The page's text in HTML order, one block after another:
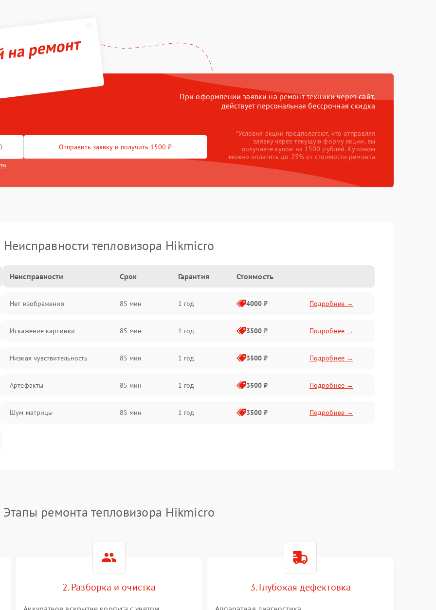
ремонт
При оформлении заявки на ремонт техники через сайт,
действует персональная бессрочная скидка
Отправить заявку и получить 1500 ₽
*Условия акции предполагают, что отправляя
заявку через текущую форму акции, вы
получаете купон на 1500 рублей. Купоном
можно оплатить до 25% от стоимости ремонта
Неисправности тепловизора Hikmicro
Неисправности Срок Гарантия Стоимость
Нет изображения 85 мин 1 год 4000 ₽ Подробнее →
Искажение картинки 85 мин 1 год 3500 ₽ Подробнее →
Низкая чувствительность 85 мин 1 год 3500 ₽ Подробнее →
Артефакты 85 мин 1 год 3500 ₽ Подробнее →
Шум матрицы 85 мин 1 год 3500 ₽ Подробнее →
Этапы ремонта тепловизора Hikmicro
2. Разборка и очистка 3. Глубокая дефектовка